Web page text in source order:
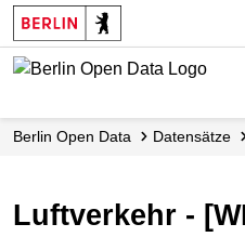
Skip
to
main
Berlin Open Data Datensätze
Luftverkehr -